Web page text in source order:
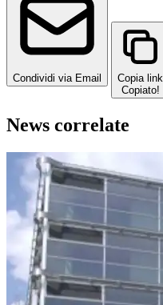
Condividi via Email
Copia link
Copiato!
News correlate